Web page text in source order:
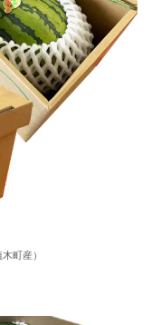
町産）